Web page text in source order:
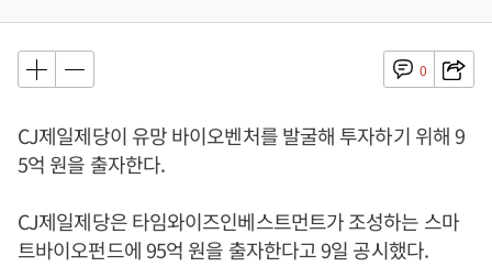
0
CJ제일제당이 유망 바이오벤처를 발굴해 투자하기 위해 9
5억 원을 출자한다.
CJ제일제당은 타임와이즈인베스트먼트가 조성하는 스마
트바이오펀드에 95억 원을 출자한다고 9일 공시했다.